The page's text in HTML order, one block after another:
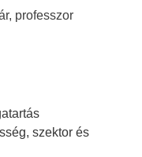
professzor
szektor és